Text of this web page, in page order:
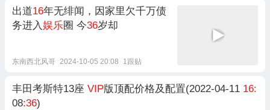
出道16年无绯闻，因家里欠千万债
务进入娱乐圈 今36岁却
东南西北风哥 2024-10-05 20:08 1跟贴
丰田考斯特13座 VIP版顶配价格及配置(2022-04-11 16:
08:36)